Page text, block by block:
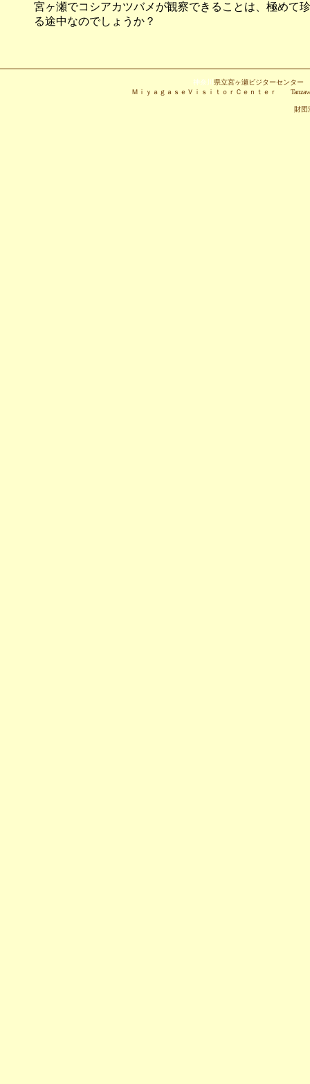
宮ヶ瀬でコシアカツバメが観察できることは、極めて
る途中なのでしょうか？
神奈川
県立宮ヶ瀬ビジターセン
ＭｉｙａｇａｓｅＶｉｓｉｔｏｒＣｅｎｔｅｒ Tanzawa-
財